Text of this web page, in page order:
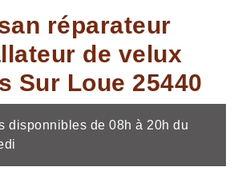
réparateur
de velux
Sur Loue 25440
disponnibles de 08h à 20h du